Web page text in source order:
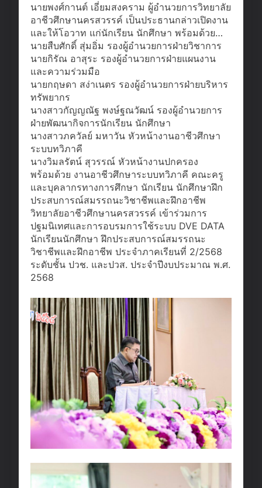
นายพงศ์กานต์ เอี่ยมสงคราม ผู้อำนวยการวิทยาลัย
อาชีวศึกษานครสวรรค์ เป็นประธานกล่าวเปิดงาน
และให้โอวาท แก่นักเรียน นักศึกษา พร้อมด้วย…
นายสืบศักดิ์ สุ่มอิ่ม รองผู้อำนวยการฝ่ายวิชาการ
นายกิรัณ อาสุระ รองผู้อำนวยการฝ่ายแผนงาน
และความร่วมมือ
นายกฤษดา สง่าเนตร รองผู้อำนวยการฝ่ายบริหาร
ทรัพยากร
นางสาวกัญญณัฐ พงษ์ฐณวัฒน์ รองผู้อำนวยการ
ฝ่ายพัฒนากิจการนักเรียน นักศึกษา
นางสาวภควัลย์ มหาวัน หัวหน้างานอาชีวศึกษา
ระบบทวิภาคี
นางวิมลรัตน์ สุวรรณ์ หัวหน้างานปกครอง
พร้อมด้วย งานอาชีวศึกษาระบบทวิภาคี คณะครู
และบุคลากรทางการศึกษา นักเรียน นักศึกษาฝึก
ประสบการณ์สมรรถนะวิชาชีพและฝึกอาชีพ
วิทยาลัยอาชีวศึกษานครสวรรค์ เข้าร่วมการ
ปฐมนิเทศและการอบรมการใช้ระบบ DVE DATA
นักเรียนนักศึกษา ฝึกประสบการณ์สมรรถนะ
วิชาชีพและฝึกอาชีพ ประจำภาคเรียนที่ 2/2568
ระดับชั้น ปวช. และปวส. ประจำปีงบประมาณ พ.ศ.
2568